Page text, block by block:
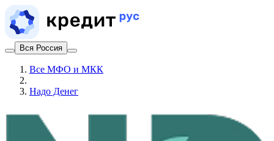
Вся Россия
Все МФО и МКК
Надо Денег